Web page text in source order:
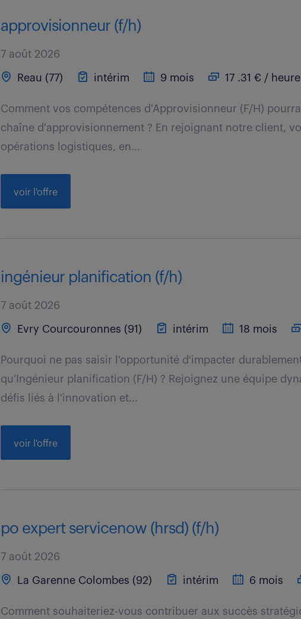
approvisionneur (f/h)
7 août 2026
Reau (77) intérim 9 mois 17 .31 € / heure
Comment vos compétences d'Approvisionneur (F/H)
chaîne d'approvisionnement ? En rejoignant notre client,
opérations logistiques, en...
voir l'offre
ingénieur planification (f/h)
7 août 2026
Evry Courcouronnes (91) intérim 18 mois
Pourquoi ne pas saisir l'opportunité d'impacter
qu'Ingénieur planification (F/H) ? Rejoignez une équipe
défis liés à l'innovation et...
voir l'offre
po expert servicenow (hrsd) (f/h)
7 août 2026
La Garenne Colombes (92) intérim 6 mois
Comment souhaiteriez-vous contribuer aux succès